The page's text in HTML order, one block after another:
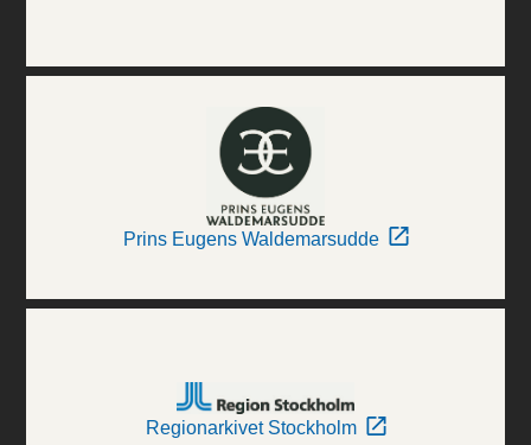
Prins Eugens Waldemarsudde
Regionarkivet Stockholm